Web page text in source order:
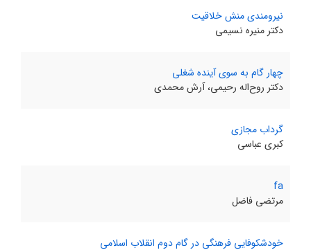
نیرومندی منش خلاقیت
دکتر منیره نسیمی
چهار گام به سوی آینده شغلی
دکتر روح‌اله رحیمی، آرش محمدی
گرداب مجازی
کبری عباسی
fa
مرتضی فاضل
خودشکوفایی فرهنگی در گام دوم انقلاب اسلامی